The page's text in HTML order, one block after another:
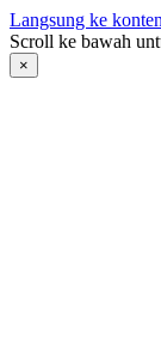
Langsung ke konten
Scroll ke bawah
×